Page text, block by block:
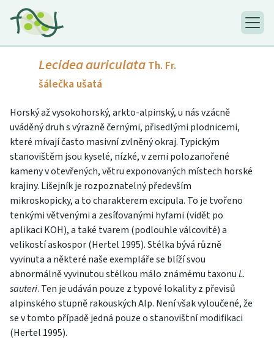
Lecidea auriculata Th. Fr.
šálečka ušatá
Horský až vysokohorský, arkto-alpinský, u nás vzácně
uváděný druh s výrazně černými, přisedlými plodnicemi,
které mívají často masivní zvlněný okraj. Typickým
stanovištěm jsou kyselé, nízké, v zemi polozanořené
kameny v otevřených, větru exponovaných místech horské
krajiny. Lišejník je rozpoznatelný především
mikroskopicky, a to charakterem excipula. To je tvořeno
tenkými větvenými a zesíťovanými hyfami (vidět po
aplikaci KOH), a také tvarem (podlouhle válcovité) a
velikostí askospor (Hertel 1995). Stélka bývá různě
vyvinuta a některé naše exempláře se blíží svou
abnormálně vyvinutou stélkou málo známému taxonuL.
sauteri. Ten je udáván pouze z typové lokality z převisů
alpinského stupně rakouských Alp. Není však vyloučené, že
se v tomto případě jedná pouze o stanovištní modifikaci
(Hertel 1995).